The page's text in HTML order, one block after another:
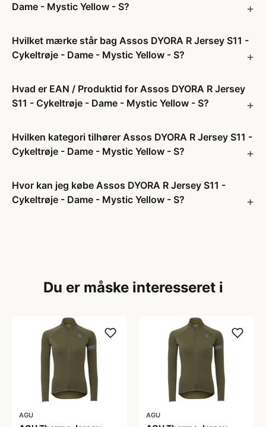
Dame - Mystic Yellow - S?
Hvilket mærke står bag Assos DYORA R Jersey S11 -
Cykeltrøje - Dame - Mystic Yellow - S?
Hvad er EAN / Produktid for Assos DYORA R Jersey
S11 - Cykeltrøje - Dame - Mystic Yellow - S?
Hvilken kategori tilhører Assos DYORA R Jersey S11 -
Cykeltrøje - Dame - Mystic Yellow - S?
Hvor kan jeg købe Assos DYORA R Jersey S11 -
Cykeltrøje - Dame - Mystic Yellow - S?
Du er måske interesseret i
AGU AGU